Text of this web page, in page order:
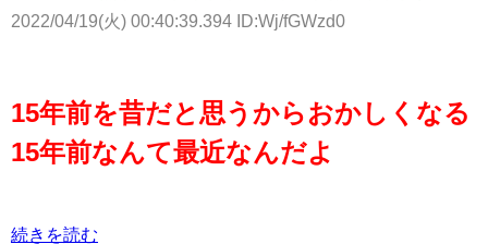
2022/04/19(火) 00:40:39.394 ID:Wj/fGWzd0
15年前を昔だと思うからおかしくなる
15年前なんて最近なんだよ
続きを読む